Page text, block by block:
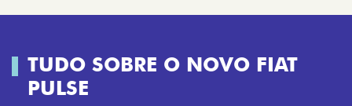
TUDO SOBRE O NOVO FIAT
PULSE